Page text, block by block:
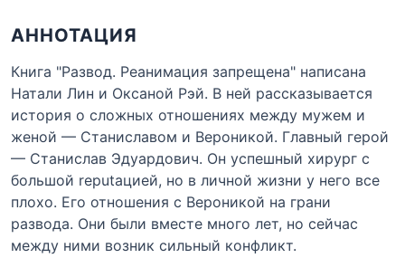
АННОТАЦИЯ
Книга "Развод. Реанимация запрещена" написана
Натали Лин и Оксаной Рэй. В ней рассказывается
история о сложных отношениях между мужем и
женой — Станиславом и Вероникой. Главный герой
— Станислав Эдуардович. Он успешный хирург с
большой reputацией, но в личной жизни у него все
плохо. Его отношения с Вероникой на грани
развода. Они были вместе много лет, но сейчас
между ними возник сильный конфликт.